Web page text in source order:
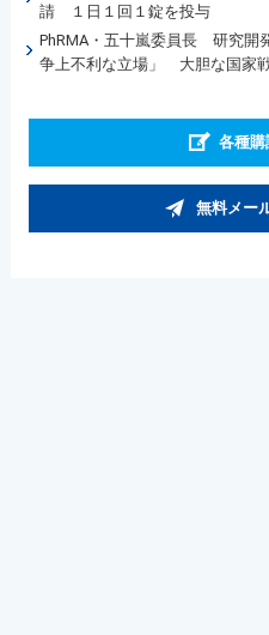
請 １日１回１錠を投与
PhRMA・五十嵐委員長 研究開
争上不利な立場」 大胆な国家
各種購
無料メー